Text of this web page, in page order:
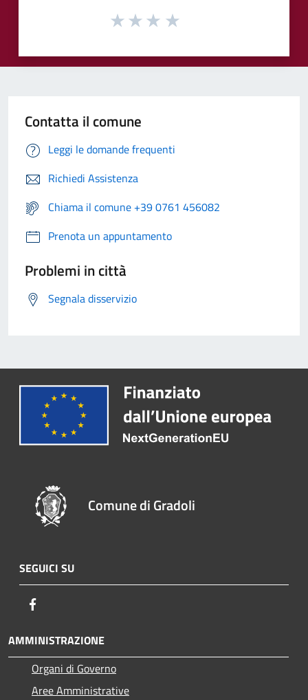
Contatta il comune
Leggi le domande frequenti
Richiedi Assistenza
Chiama il comune +39 0761 456082
Prenota un appuntamento
Problemi in città
Segnala disservizio
Comune di Gradoli
SEGUICI SU
AMMINISTRAZIONE
Organi di Governo
Aree Amministrative